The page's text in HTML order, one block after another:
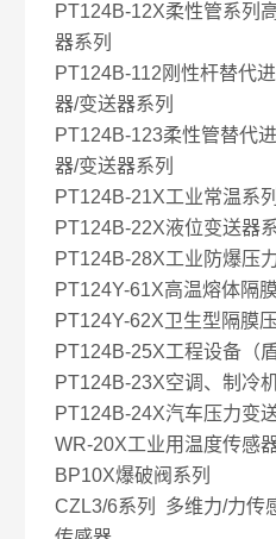
PT124B-12X柔性管系列
器系列
PT124B-112刚性杆替代
器/变送器系列
PT124B-123柔性管替代
器/变送器系列
PT124B-21X工业常温系
PT124B-22X液位变送器
PT124B-28X工业防爆压
PT124Y-61X高温熔体隔
PT124Y-62X卫生型隔膜
PT124B-25X工程设备（
PT124B-23X空调、制冷
PT124B-24X汽车压力变
WR-20X工业用温度传感
BP10X爆破阀系列
CZL3/6系列 多维力/力传